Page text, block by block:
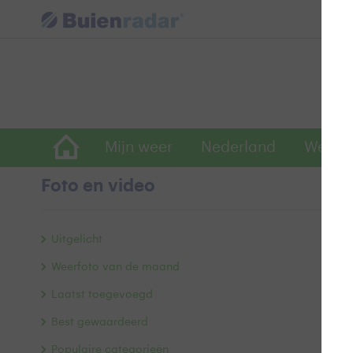
Mijn weer Nederland
Foto en video
Uitgelicht
Weerfoto van de maand
Laatst toegevoegd
Best gewaardeerd
Populaire categorieën